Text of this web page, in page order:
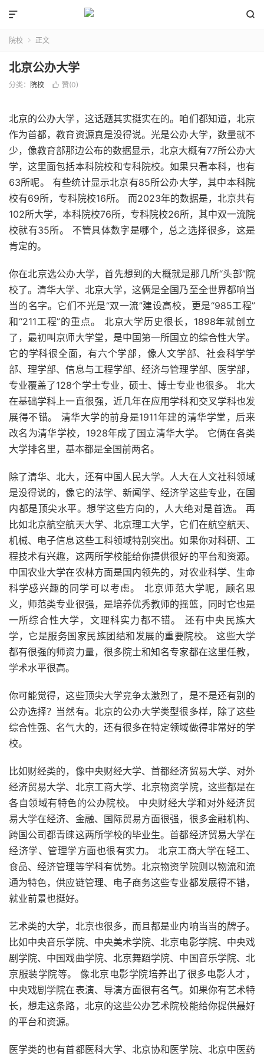


院校  正文
北京公办大学
分类： 院校  赞(0)
北京的公办大学，这话题其实挺实在的。咱们都知道，北京
作为首都，教育资源真是没得说。光是公办大学，数量就不
少，像教育部那边公布的数据显示，北京大概有77所公办大
学，这里面包括本科院校和专科院校。如果只看本科，也有
63所呢。 有些统计显示北京有85所公办大学，其中本科院
校有69所，专科院校16所。 而2023年的数据是，北京共有
102所大学，本科院校76所，专科院校26所，其中双一流院
校就有35所。 不管具体数字是哪个，总之选择很多，这是
肯定的。
你在北京选公办大学，首先想到的大概就是那几所“头部”院
校了。清华大学、北京大学，这俩是全国乃至全世界都响当
当的名字。它们不光是“双一流”建设高校，更是“985工程”
和“211工程”的重点。 北京大学历史很长，1898年就创立
了，最初叫京师大学堂，是中国第一所国立的综合性大学。
它的学科很全面，有六个学部，像人文学部、社会科学学
部、理学部、信息与工程学部、经济与管理学部、医学部，
专业覆盖了128个学士专业，硕士、博士专业也很多。 北大
在基础学科上一直很强，近几年在应用学科和交叉学科也发
展得不错。 清华大学的前身是1911年建的清华学堂，后来
改名为清华学校，1928年成了国立清华大学。 它俩在各类
大学排名里，基本都是全国前两名。
除了清华、北大，还有中国人民大学。人大在人文社科领域
是没得说的，像它的法学、新闻学、经济学这些专业，在国
内都是顶尖水平。想学这些方向的，人大绝对是首选。 再
比如北京航空航天大学、北京理工大学，它们在航空航天、
机械、电子信息这些工科领域特别突出。如果你对科研、工
程技术有兴趣，这两所学校能给你提供很好的平台和资源。
中国农业大学在农林方面是国内领先的，对农业科学、生命
科学感兴趣的同学可以考虑。 北京师范大学呢，顾名思
义，师范类专业很强，是培养优秀教师的摇篮，同时它也是
一所综合性大学，文理科实力都不错。 还有中央民族大
学，它是服务国家民族团结和发展的重要院校。 这些大学
都有很强的师资力量，很多院士和知名专家都在这里任教，
学术水平很高。
你可能觉得，这些顶尖大学竞争太激烈了，是不是还有别的
公办选择？当然有。北京的公办大学类型很多样，除了这些
综合性强、名气大的，还有很多在特定领域做得非常好的学
校。
比如财经类的，像中央财经大学、首都经济贸易大学、对外
经济贸易大学、北京工商大学、北京物资学院，这些都是在
各自领域有特色的公办院校。 中央财经大学和对外经济贸
易大学在经济、金融、国际贸易方面很强，很多金融机构、
跨国公司都青睐这两所学校的毕业生。首都经济贸易大学在
经济学、管理学方面也很有实力。 北京工商大学在轻工、
食品、经济管理等学科有优势。北京物资学院则以物流和流
通为特色，供应链管理、电子商务这些专业都发展得不错，
就业前景也挺好。
艺术类的大学，北京也很多，而且都是业内响当当的牌子。
比如中央音乐学院、中央美术学院、北京电影学院、中央戏
剧学院、中国戏曲学院、北京舞蹈学院、中国音乐学院、北
京服装学院等。 像北京电影学院培养出了很多电影人才，
中央戏剧学院在表演、导演方面很有名气。如果你有艺术特
长，想走这条路，北京的这些公办艺术院校能给你提供最好
的平台和资源。
医学类的也有首都医科大学、北京协和医学院、北京中医药